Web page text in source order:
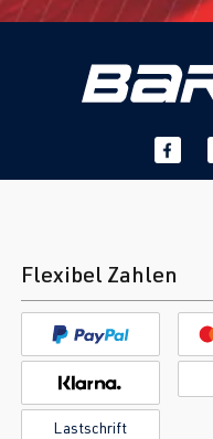
Flexibel Zahlen
Lastschrift